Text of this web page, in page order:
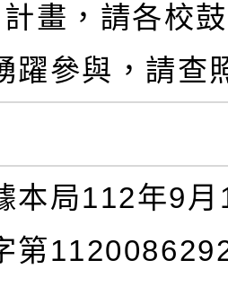
畫，請各校
躍參與，請查
本局112年9
第